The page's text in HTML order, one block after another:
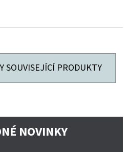
SOUVISEJÍCÍ PRODUKTY
NOVINKY